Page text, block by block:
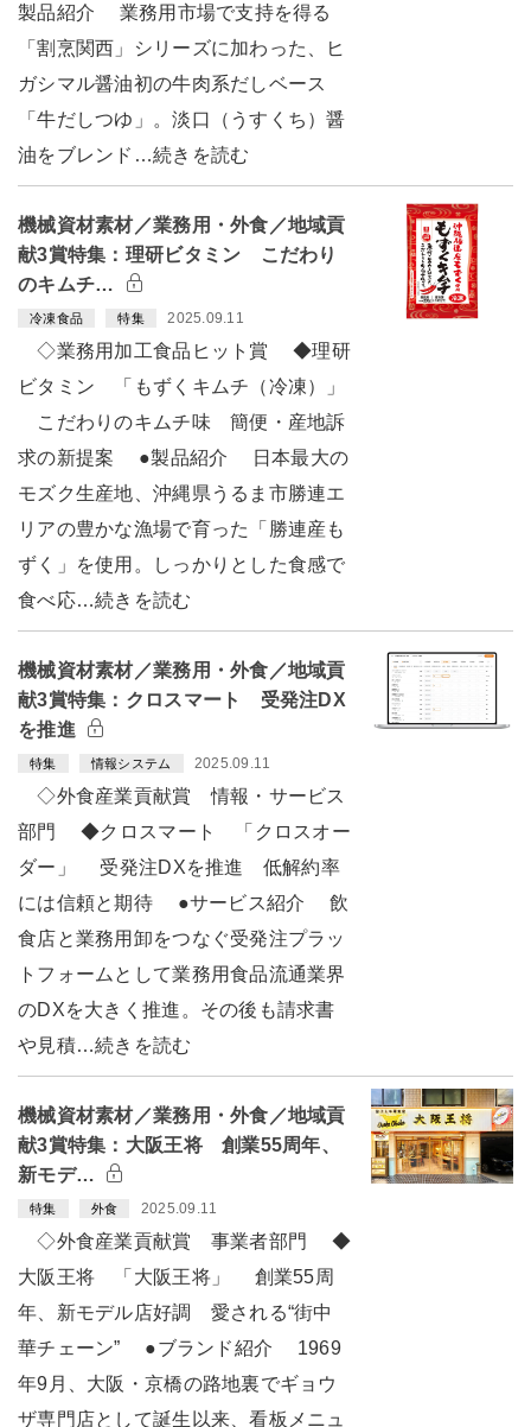
製品紹介 業務用市場で支持を得る
「割烹関西」シリーズに加わった、ヒ
ガシマル醤油初の牛肉系だしベース
「牛だしつゆ」。淡口（うすくち）醤
油をブレンド…続きを読む
機械資材素材／業務用・外食／地域貢
献3賞特集：理研ビタミン こだわり
のキムチ…
冷凍食品 特集 2025.09.11
◇業務用加工食品ヒット賞 ◆理研
ビタミン 「もずくキムチ（冷凍）」
こだわりのキムチ味 簡便・産地訴
求の新提案 ●製品紹介 日本最大の
モズク生産地、沖縄県うるま市勝連エ
リアの豊かな漁場で育った「勝連産も
ずく」を使用。しっかりとした食感で
食べ応…続きを読む
機械資材素材／業務用・外食／地域貢
献3賞特集：クロスマート 受発注DX
を推進
特集 情報システム 2025.09.11
◇外食産業貢献賞 情報・サービス
部門 ◆クロスマート 「クロスオー
ダー」 受発注DXを推進 低解約率
には信頼と期待 ●サービス紹介 飲
食店と業務用卸をつなぐ受発注プラッ
トフォームとして業務用食品流通業界
のDXを大きく推進。その後も請求書
や見積…続きを読む
機械資材素材／業務用・外食／地域貢
献3賞特集：大阪王将 創業55周年、
新モデ…
特集 外食 2025.09.11
◇外食産業貢献賞 事業者部門 ◆
大阪王将 「大阪王将」 創業55周
年、新モデル店好調 愛される“街中
華チェーン” ●ブランド紹介 1969
年9月、大阪・京橋の路地裏でギョウ
ザ専門店として誕生以来、看板メニュ